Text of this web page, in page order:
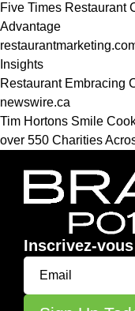
Five Times Restaurant
Advantage
Insights
Restaurant Embracing
newswire.ca
Tim Hortons Smile
over 550 Charities
Inscrivez-